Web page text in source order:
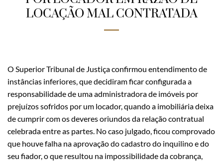
LOCAÇÃO MAL CONTRATADA
O Superior Tribunal de Justiça confirmou entendimento de
instâncias inferiores, que decidiram ficar configurada a
responsabilidade de uma administradora de imóveis por
prejuízos sofridos por um locador, quando a imobiliária deixa
de cumprir com os deveres oriundos da relação contratual
celebrada entre as partes. No caso julgado, ficou comprovado
que houve falha na aprovação do cadastro do inquilino e do
seu fiador, o que resultou na impossibilidade da cobrança,